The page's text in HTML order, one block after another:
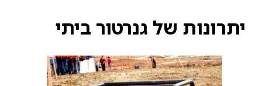
יתרונות של גנרטור ביתי